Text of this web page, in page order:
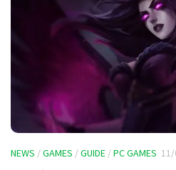
NEWS /GAMES /GUIDE /PC GAMES